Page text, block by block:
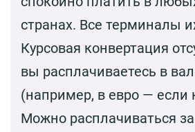
странах. Все терминалы
Курсовая конвертация
вы расплачиваетесь в
(например, в евро — если
Можно расплачиваться